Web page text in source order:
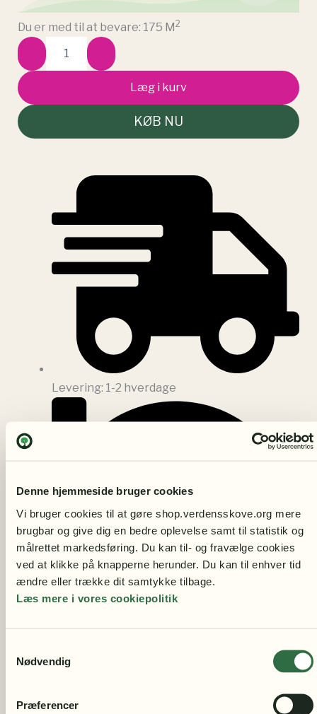
Denne hjemmeside bruger cookies
Vi bruger cookies til at gøre shop.verdensskove.org mere
brugbar og give dig en bedre oplevelse samt til statistik og
målrettet markedsføring. Du kan til- og fravælge cookies
ved at klikke på knapperne herunder. Du kan til enhver tid
ændre eller trække dit samtykke tilbage.
Læs mere i vores cookiepolitik
Nødvendig
Præferencer
Du er med til at bevare: 175 M2
Læg i kurv
KØB NU
Levering: 1-2 hverdage
Returret: 30 dage